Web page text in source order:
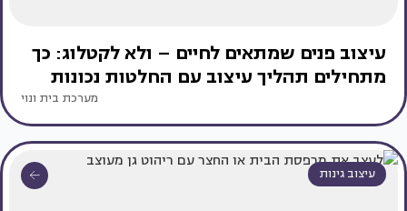
עיצוב פנים שמתאים לחיים – ולא לקטלוג: כך
מתחילים תהליך עיצוב עם החלטות נכונות
מערכת בית ונוי
עיצוב גינות